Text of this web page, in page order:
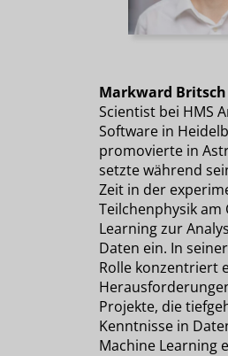
Markward Britsch
Scientist bei HMS
Software in
promovierte in
setzte während
Zeit in der
Teilchenphysik am
Learning zur
Daten ein. In
Rolle konzentriert
Projekte, die
Kenntnisse in
Machine Learning